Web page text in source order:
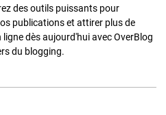
des outils puissants pour
publications et attirer plus de
dès aujourd'hui avec OverBlog
du blogging.